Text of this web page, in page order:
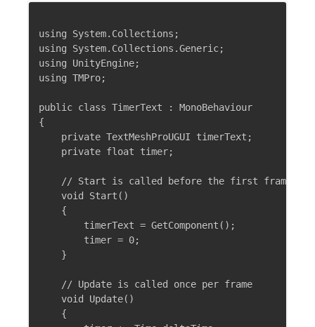
using System.Collections;
using System.Collections.Generic;
using UnityEngine;
using TMPro;
public class TimerText : MonoBehaviour
{
    private TextMeshProUGUI timerText;
    private float timer;
// Start is called before the first frame
    void Start()
    {
        timerText = GetComponent();
        timer = 0;
    }
    // Update is called once per frame
    void Update()
    {